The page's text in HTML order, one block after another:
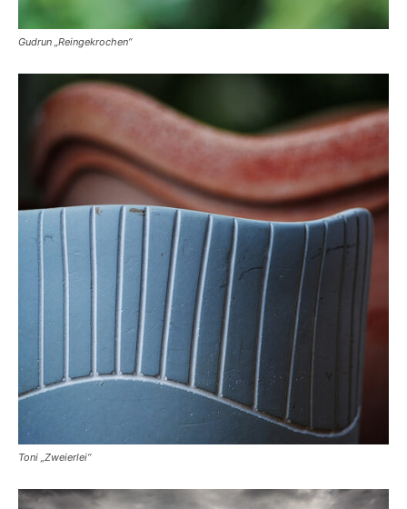
Gudrun „Reingekrochen“
Toni „Zweierlei“